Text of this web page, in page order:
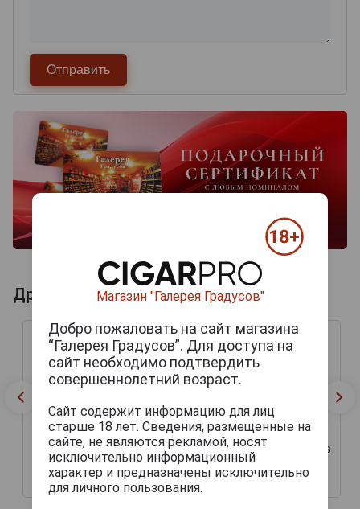
Другие продукты бренда DAVIDOFF
Сигары Davidoff Winston
Churchill Robusto
4 540 руб.
Сигары Davidoff Primeros
Nicaragua
Магазин "Галерея Градусов"
Добро пожаловать на сайт магазина
“Галерея Градусов”. Для доступа на
сайт необходимо подтвердить
совершеннолетний возраст.
Сайт содержит информацию для лиц
старше 18 лет. Сведения, размещенные на
сайте, не являются рекламой, носят
исключительно информационный
характер и предназначены исключительно
для личного пользования.